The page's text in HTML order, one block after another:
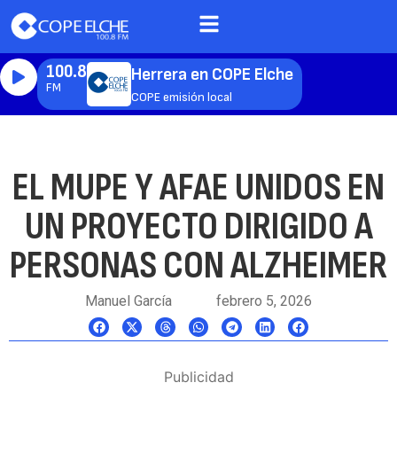
100.8
FM
Herrera en COPE Elche
COPE emisión local
EL MUPE Y AFAE UNIDOS EN
UN PROYECTO DIRIGIDO A
PERSONAS CON ALZHEIMER
Manuel García febrero 5, 2026
Publicidad